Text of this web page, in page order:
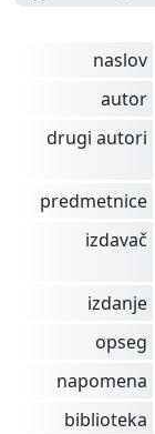
naslov
autor
drugi autori
predmetnice
izdavač
izdanje
opseg
napomena
biblioteka